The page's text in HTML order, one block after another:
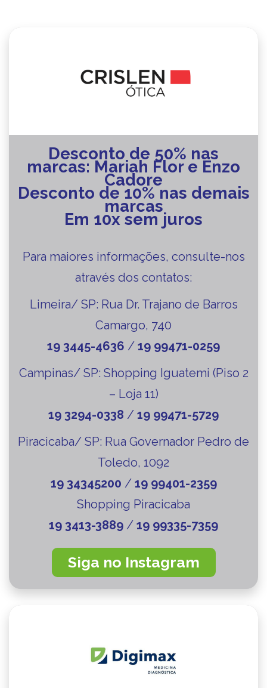
Desconto de 50% nas
marcas: Mariah Flor e Enzo
Cadore
Desconto de 10% nas demais
marcas
Em 10x sem juros
Para maiores informações, consulte-nos
através dos contatos:
Limeira/ SP: Rua Dr. Trajano de Barros
Camargo, 740
19 3445-4636 / 19 99471-0259
Campinas/ SP: Shopping Iguatemi (Piso 2
– Loja 11)
19 3294-0338 / 19 99471-5729
Piracicaba/ SP: Rua Governador Pedro de
Toledo, 1092
19 34345200 / 19 99401-2359
Shopping Piracicaba
19 3413-3889 / 19 99335-7359
Siga no Instagram